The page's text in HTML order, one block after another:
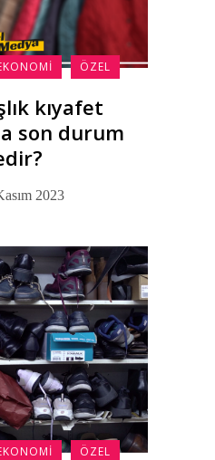
ÖZEL
kıyafet
son durum
2023
ÖZEL